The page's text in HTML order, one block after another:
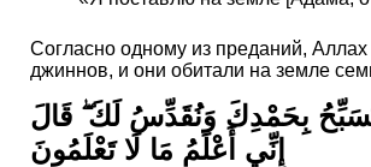
Согласно одному из преданий,
джиннов, и они обитали на земле
نُسَبِّحُ بِحَمْدِكَ وَنُقَدِّسُ لَكَ ۖ قَالَ
إِنِّي أَعْلَمُ مَا لَا تَعْلَمُونَ